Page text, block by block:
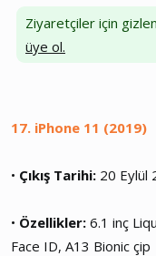
Ziyaretçiler için
üye ol.
17. iPhone 11 (2019)
• Çıkış Tarihi: 20 Eylül
• Özellikler: 6.1 inç
Face ID, A13 Bionic çip